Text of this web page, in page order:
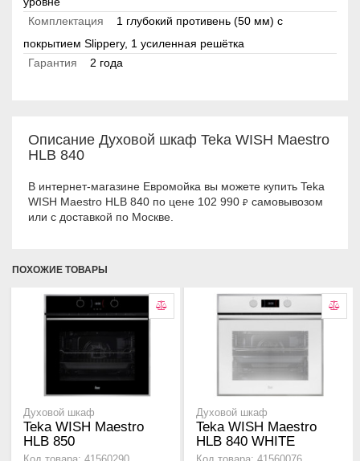
Комплектация
1 глубокий противень (50 мм) с
покрытием Slippery, 1 усиленная решётка
Гарантия
2 года
Описание Духовой шкаф Teka WISH Maestro
HLB 840
В интернет-магазине Евромойка вы можете купить Teka
WISH Maestro HLB 840 по цене 102 990 ₽ самовывозом
или с доставкой по Москве.
ПОХОЖИЕ ТОВАРЫ
Духовой шкаф
Teka WISH Maestro
HLB 850
Духовой шкаф
Teka WISH Maestro
HLB 840 WHITE